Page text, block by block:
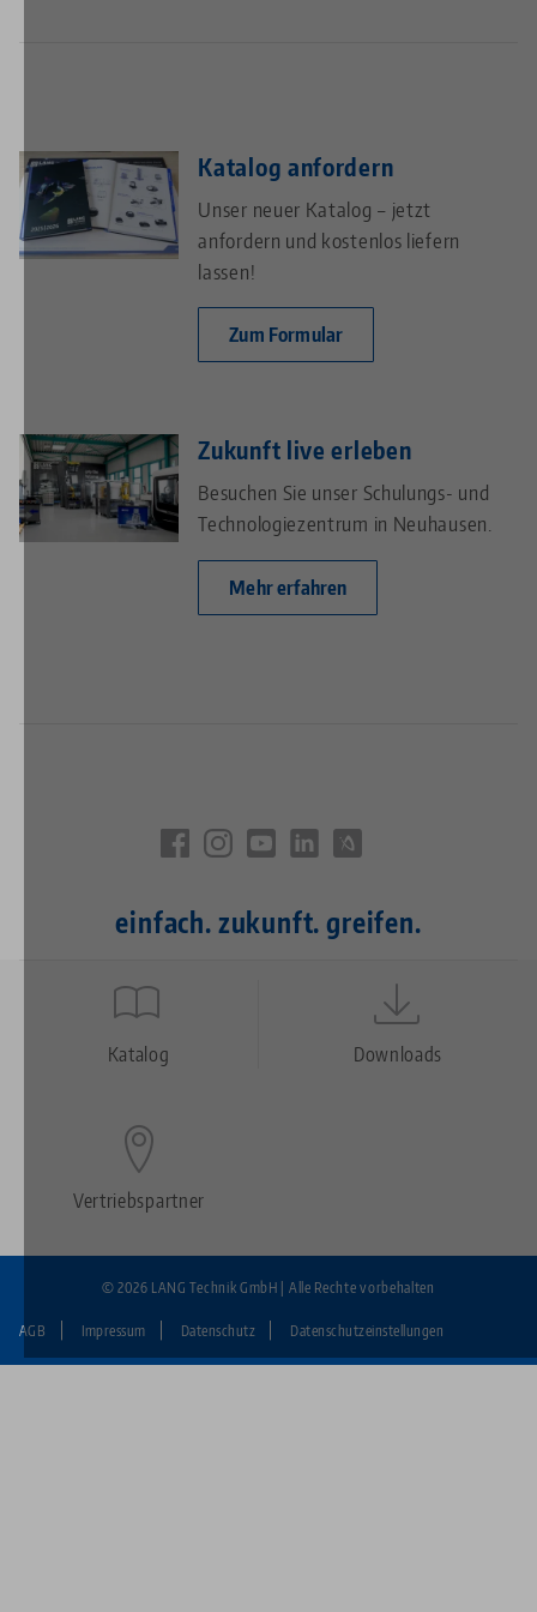
Katalog anfordern
Unser neuer Katalog – jetzt
anfordern und kostenlos liefern
lassen!
Zum Formular
Zukunft live erleben
Besuchen Sie unser Schulungs- und
Technologiezentrum in Neuhausen.
Mehr erfahren
einfach. zukunft. greifen.
Quicklinks
Katalog Downloads
Vertriebspartner
Fußzeile:
AGB Impressum Datenschutz Datenschutzeinstellungen
© 2026 LANG Technik GmbH | Alle Rechte vorbehalten